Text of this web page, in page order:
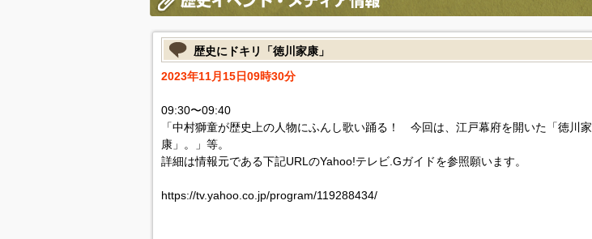
歴史にドキリ「徳川家康」
2023年11月15日09時30分
09:30〜09:40
「中村獅童が歴史上の人物にふんし歌い踊る！ 今回は、江戸幕府を開いた「徳川家
康」。」等。
詳細は情報元である下記URLのYahoo!テレビ.Gガイドを参照願います。
https://tv.yahoo.co.jp/program/119288434/